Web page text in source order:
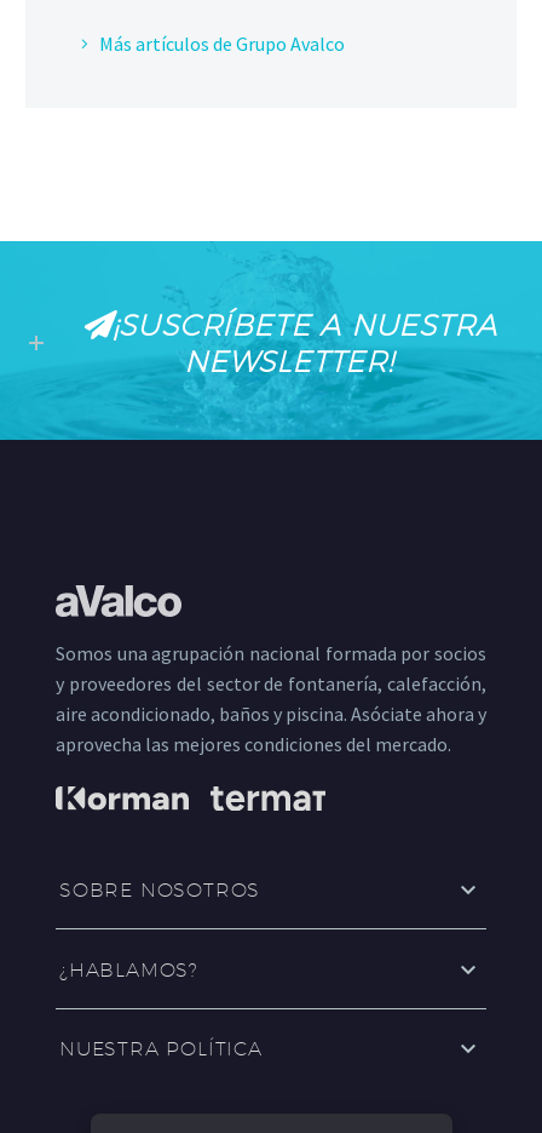
Más artículos de Grupo Avalco
¡SUSCRÍBETE A NUESTRA
NEWSLETTER!
Somos una agrupación nacional formada por socios
y proveedores del sector de fontanería, calefacción,
aire acondicionado, baños y piscina. Asóciate ahora y
aprovecha las mejores condiciones del mercado.
SOBRE NOSOTROS
¿HABLAMOS?
NUESTRA POLÍTICA